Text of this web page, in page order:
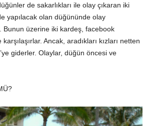
de sakarlıkları ile olay çıkaran iki
yapılacak olan düğününde olay
Bunun üzerine iki kardeş, facebook
Ancak, aradıkları kızları netten
giderler. Olaylar, düğün öncesi ve